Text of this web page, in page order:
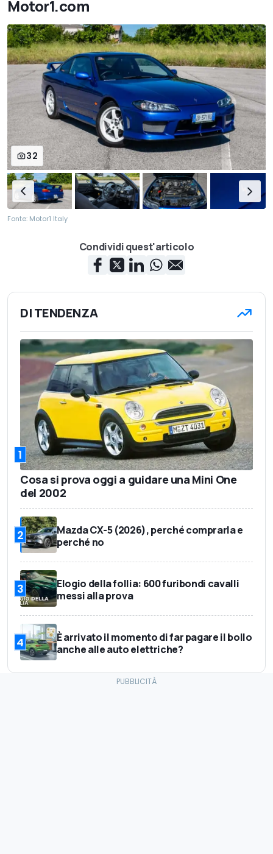
Motor1.com
32
Fonte: Motor1 Italy
Condividi quest'articolo
DI TENDENZA
1
Cosa si prova oggi a guidare una Mini One
del 2002
2
Mazda CX-5 (2026), perché comprarla e
perché no
3
Elogio della follia: 600 furibondi cavalli
messi alla prova
4
È arrivato il momento di far pagare il bollo
anche alle auto elettriche?